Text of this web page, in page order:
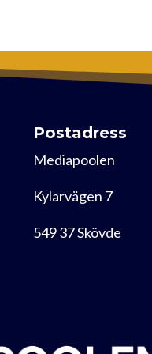
Postadress
Mediapoolen
Kylarvägen 7
549 37 Skövde